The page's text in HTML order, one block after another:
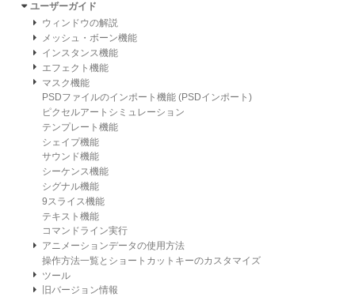
ユーザーガイド
ウィンドウの解説
メッシュ・ボーン機能
インスタンス機能
エフェクト機能
マスク機能
PSDファイルのインポート機能 (PSDインポート)
ピクセルアートシミュレーション
テンプレート機能
シェイプ機能
サウンド機能
シーケンス機能
シグナル機能
9スライス機能
テキスト機能
コマンドライン実行
アニメーションデータの使用方法
操作方法一覧とショートカットキーのカスタマイズ
ツール
旧バージョン情報